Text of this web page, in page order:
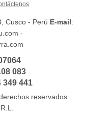
Cusco - Perú E-mail:
-
083
349 441
reservados.